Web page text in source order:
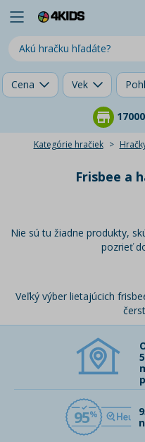
Cena Vek
Kategórie hračiek
Frisbee a
Nie sú tu žiadne produkty,
pozrieť
Veľký výber lietajúcich
95